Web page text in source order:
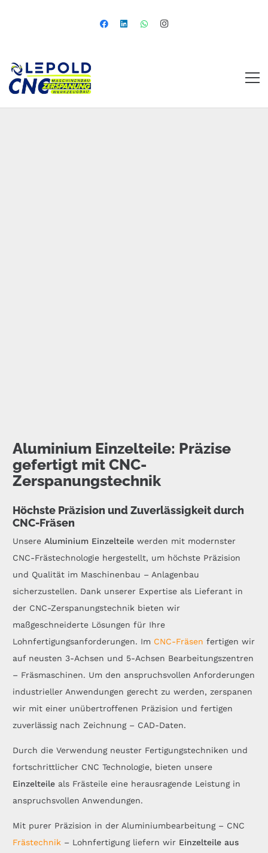
Aluminium Einzelteile: Präzise
gefertigt mit CNC-
Zerspanungstechnik
Höchste Präzision und Zuverlässigkeit durch
CNC-Fräsen
Unsere Aluminium Einzelteile werden mit modernster
CNC-Frästechnologie hergestellt, um höchste Präzision
und Qualität im Maschinenbau – Anlagenbau
sicherzustellen. Dank unserer Expertise als Lieferant in
der CNC-Zerspanungstechnik bieten wir
maßgeschneiderte Lösungen für Ihre
Lohnfertigungsanforderungen. Im CNC-Fräsen fertigen wir
auf neusten 3-Achsen und 5-Achsen Bearbeitungszentren
– Fräsmaschinen. Um den anspruchsvollen Anforderungen
industrieller Anwendungen gerecht zu werden, zerspanen
wir mit einer unübertroffenen Präzision und fertigen
zuverlässig nach Zeichnung – CAD-Daten.
Durch die Verwendung neuster Fertigungstechniken und
fortschrittlicher CNC Technologie, bieten unsere
Einzelteile als Frästeile eine herausragende Leistung in
anspruchsvollen Anwendungen.
Mit purer Präzision in der Aluminiumbearbeitung – CNC
Frästechnik – Lohnfertigung liefern wir Einzelteile aus